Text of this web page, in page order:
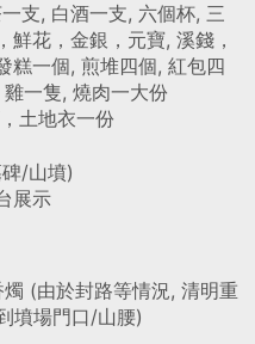
支, 白酒一支, 六個杯, 三
鮮花，金銀，元寶, 溪錢，
糕一個, 煎堆四個, 紅包四
一隻, 燒肉一大份
土地衣一份
/山墳)
展示
(由於封路等情況, 清明重
墳場門口/山腰)